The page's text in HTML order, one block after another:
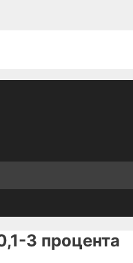
3 процента